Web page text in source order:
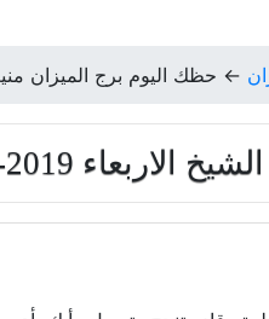
← حظك اليوم برج الميزان منيب
2019-01-30